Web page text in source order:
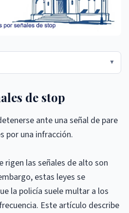
▼
de stop
ante una señal de pare
por una infracción.
rigen las señales de alto son
estas leyes se
la policía suele multar a los
Este artículo describe